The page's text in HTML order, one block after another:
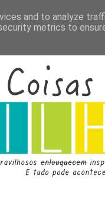
and to analyze
metrics to